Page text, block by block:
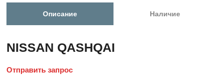
Описание Наличие
NISSAN QASHQAI
Отправить запрос